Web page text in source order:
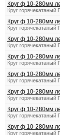
Круг ф 10-280мм
Круг
Круг ф 10-280мм
Круг
Круг ф 10-280мм
Круг
Круг ф 10-280мм
Круг
Круг ф 10-280мм
Круг
Круг ф 10-280мм
Круг
Круг ф 10-280мм
Круг
Круг ф 10-280мм
Круг